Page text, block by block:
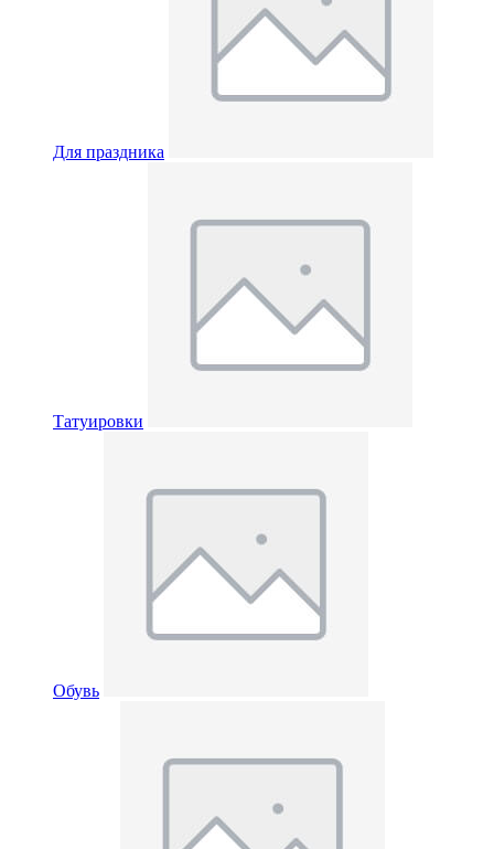
Для праздника
Татуировки
Обувь